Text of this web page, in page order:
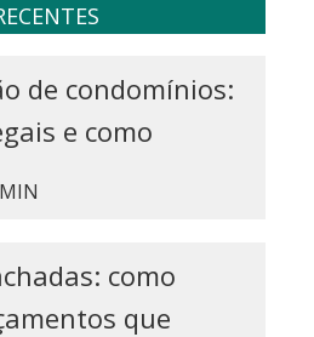
de condomínios:
e como
como
que